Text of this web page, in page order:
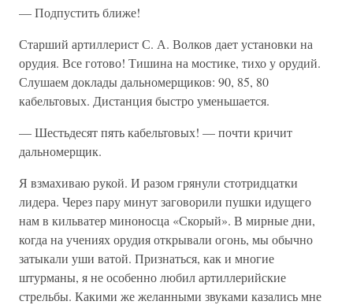
— Подпустить ближе!
Старший артиллерист С. А. Волков дает установки на
орудия. Все готово! Тишина на мостике, тихо у орудий.
Слушаем доклады дальномерщиков: 90, 85, 80
кабельтовых. Дистанция быстро уменьшается.
— Шестьдесят пять кабельтовых! — почти кричит
дальномерщик.
Я взмахиваю рукой. И разом грянули стотридцатки
лидера. Через пару минут заговорили пушки идущего
нам в кильватер миноносца «Скорый». В мирные дни,
когда на учениях орудия открывали огонь, мы обычно
затыкали уши ватой. Признаться, как и многие
штурманы, я не особенно любил артиллерийские
стрельбы. Какими же желанными звуками казались мне